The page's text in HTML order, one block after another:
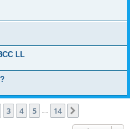
LL
14
3 4 5 14